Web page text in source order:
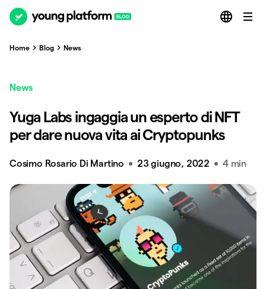
Home Blog News
News
Yuga Labs ingaggia un esperto di NFT
per dare nuova vita ai Cryptopunks
Cosimo Rosario Di Martino 23 giugno, 2022 4 min